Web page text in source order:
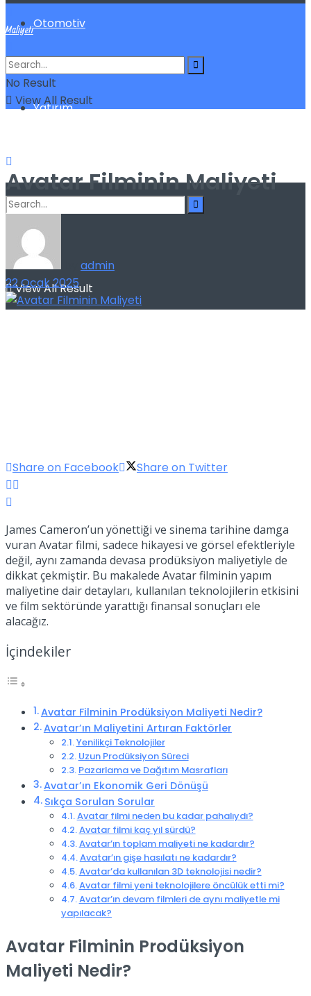
Otomotiv
Sigorta
Yatırım
No Result
View All Result
Maliyeti
No Result
View All Result
Avatar Filminin Maliyeti
admin
22 Ocak 2025
Share on Facebook Share on Twitter
James Cameron’un yönettiği ve sinema tarihine damga
vuran Avatar filmi, sadece hikayesi ve görsel efektleriyle
değil, aynı zamanda devasa prodüksiyon maliyetiyle de
dikkat çekmiştir. Bu makalede Avatar filminin yapım
maliyetine dair detayları, kullanılan teknolojilerin etkisini
ve film sektöründe yarattığı finansal sonuçları ele
alacağız.
İçindekiler
Avatar Filminin Prodüksiyon Maliyeti Nedir?
Avatar’ın Maliyetini Artıran Faktörler
Yenilikçi Teknolojiler
Uzun Prodüksiyon Süreci
Pazarlama ve Dağıtım Masrafları
Avatar’ın Ekonomik Geri Dönüşü
Sıkça Sorulan Sorular
Avatar filmi neden bu kadar pahalıydı?
Avatar filmi kaç yıl sürdü?
Avatar’ın toplam maliyeti ne kadardır?
Avatar’ın gişe hasılatı ne kadardır?
Avatar’da kullanılan 3D teknolojisi nedir?
Avatar filmi yeni teknolojilere öncülük etti mi?
Avatar’ın devam filmleri de aynı maliyetle mi
yapılacak?
Avatar Filminin Prodüksiyon
Maliyeti Nedir?